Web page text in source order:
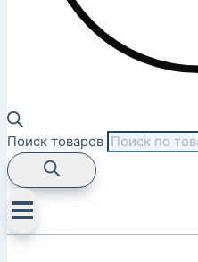
Поиск товаров